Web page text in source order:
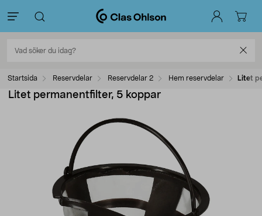
Startsida Reservdelar Reservdelar 2 Hem reservdelar Litet
Litet permanentfilter, 5 koppar